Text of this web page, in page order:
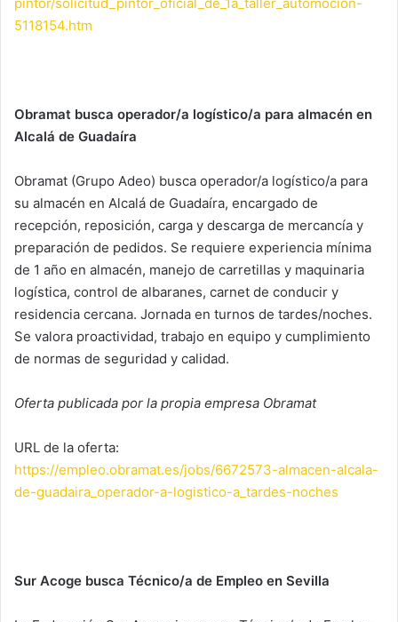
5118154.htm
Obramat busca operador/a logístico/a para almacén en
Alcalá de Guadaíra
Obramat (Grupo Adeo) busca operador/a logístico/a para
su almacén en Alcalá de Guadaíra, encargado de
recepción, reposición, carga y descarga de mercancía y
preparación de pedidos. Se requiere experiencia mínima
de 1 año en almacén, manejo de carretillas y maquinaria
logística, control de albaranes, carnet de conducir y
residencia cercana. Jornada en turnos de tardes/noches.
Se valora proactividad, trabajo en equipo y cumplimiento
de normas de seguridad y calidad.
Oferta publicada por la propia empresa Obramat
URL de la oferta:
https://empleo.obramat.es/jobs/6672573-almacen-alcala-
de-guadaira_operador-a-logistico-a_tardes-noches
Sur Acoge busca Técnico/a de Empleo en Sevilla